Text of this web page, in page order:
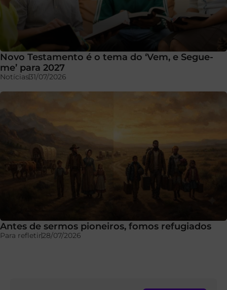
Novo Testamento é o tema do ‘Vem, e Segue-
me’ para 2027
Notícias31/07/2026
Antes de sermos pioneiros, fomos refugiados
Para refletir28/07/2026